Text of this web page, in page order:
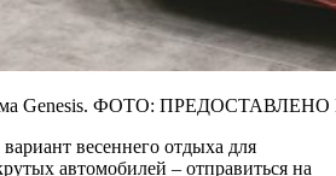
Genesis. ФОТО:
весеннего отдыха для
автомобилей – отправиться на